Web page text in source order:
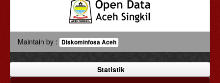
Maintain by : Diskominfosa Aceh
Statistik